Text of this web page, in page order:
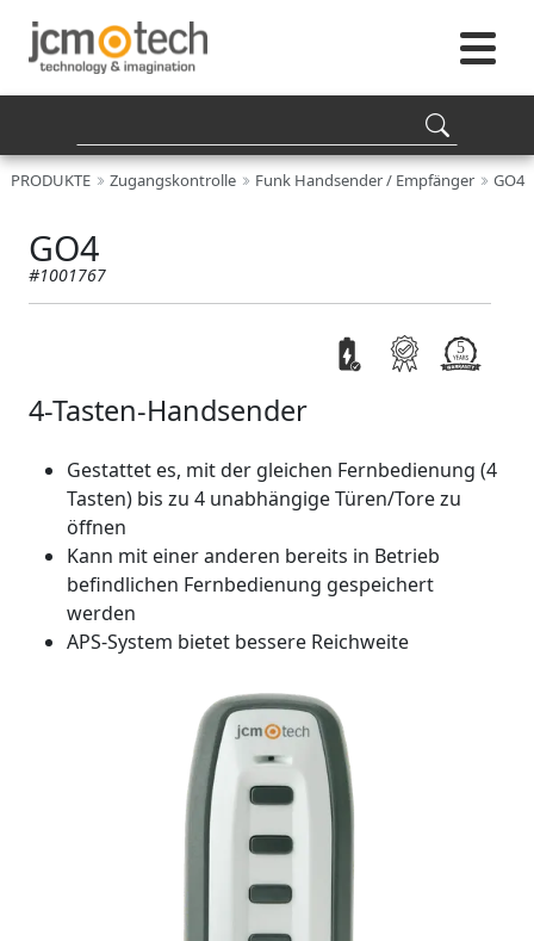
PRODUKTE Zugangskontrolle Funk Handsender / Empfänger GO4
GO4
#1001767
4-Tasten-Handsender
Gestattet es, mit der gleichen Fernbedienung (4
Tasten) bis zu 4 unabhängige Türen/Tore zu
öffnen
Kann mit einer anderen bereits in Betrieb
befindlichen Fernbedienung gespeichert
werden
APS-System bietet bessere Reichweite